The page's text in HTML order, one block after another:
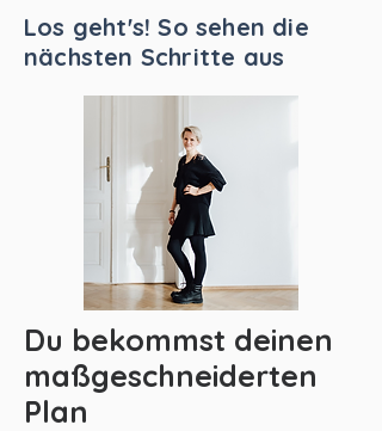
Los geht's! So sehen die
nächsten Schritte aus
Du bekommst deinen
maßgeschneiderten
Plan